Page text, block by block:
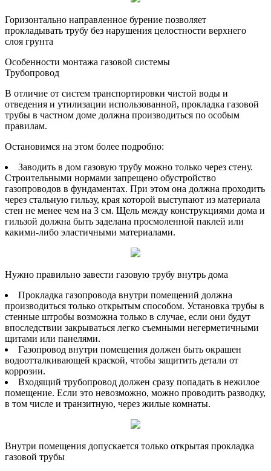
Горизонтально направленное бурение позволяет
прокладывать трубу без нарушения целостности верхнего
слоя грунта
Особенности монтажа газовой системы
Трубопровод
В отличие от систем транспортировки чистой воды и
отведения и утилизации использованной, прокладка газовой
трубы в частном доме должна производиться по особым
правилам.
Остановимся на этом более подробно:
Заводить в дом газовую трубу можно только через стену.
Строительными нормами запрещено обустройство
газопроводов в фундаментах. При этом она должна проходить
через стальную гильзу, края которой выступают из материала
стен не менее чем на 3 см. Щель между конструкциями дома и
гильзой должна быть заделана просмоленной паклей или
какими-либо эластичными материалами.
Нужно правильно завести газовую трубу внутрь дома
Прокладка газопровода внутри помещений должна
производиться только открытым способом. Установка трубы в
стенные штробы возможна только в случае, если они будут
впоследствии закрываться легко съемными негерметичными
щитами или панелями.
Газопровод внутри помещения должен быть окрашен
водоотталкивающей краской, чтобы защитить детали от
коррозии.
Входящий трубопровод должен сразу попадать в нежилое
помещение. Если это невозможно, можно проводить разводку,
в том числе и транзитную, через жилые комнаты.
Внутри помещения допускается только открытая прокладка
газовой трубы